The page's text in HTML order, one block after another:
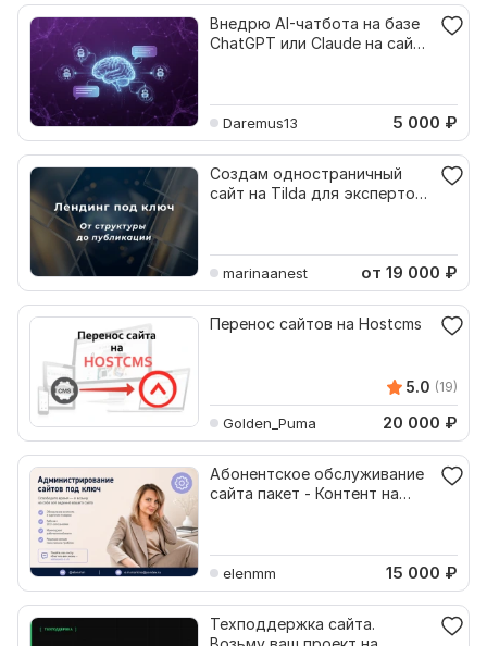
Внедрю AI-чатбота на базе
ChatGPT или Claude на сайт
Daremus13 5 000 ₽
Создам одностраничный
сайт на Tilda для экспертов
marinaanest от 19 000 ₽
Перенос сайтов на Hostcms
5.0 (19)
Golden_Puma 20 000 ₽
Абонентское обслуживание
сайта пакет - Контент на
elenmm 15 000 ₽
Техподдержка сайта.